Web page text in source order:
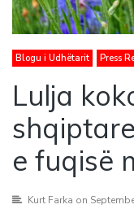
Blogu i Udhëtarit Press
Lulja
e fuqisë
Kurt Farka on